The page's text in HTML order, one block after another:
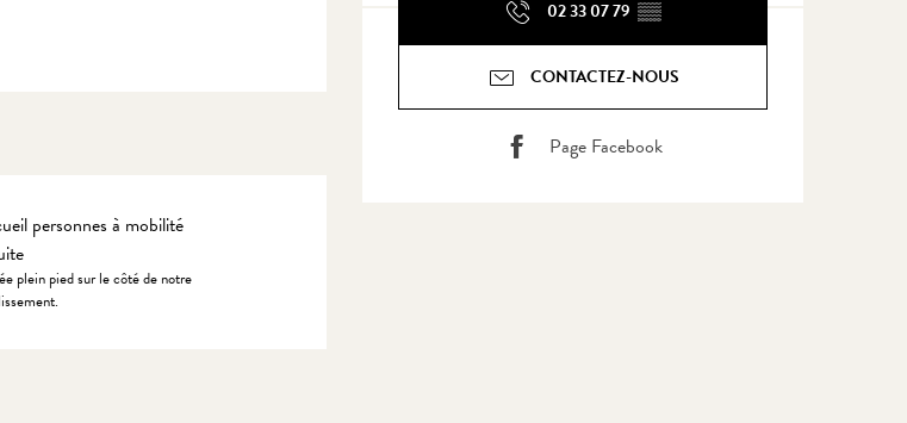
02 33 07 79 ▒▒
CONTACTEZ-NOUS
Page Facebook
personnes à mobilité
plein pied sur le côté de notre